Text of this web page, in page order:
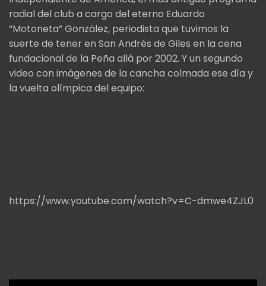
radial del club a cargo del eterno Eduardo
“Motoneta” González, periodista que tuvimos la
suerte de tener en San Andrés de Giles en la cena
fundacional de la Peña allá por 2002. Y un segundo
video con imágenes de la cancha colmada ese día y
la vuelta olímpica del equipo:
https://www.youtube.com/watch?v=C-dmwe4ZJL0